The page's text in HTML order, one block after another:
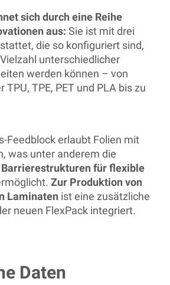
sich durch eine Reihe
aus: Sie ist mit drei
die so konfiguriert sind,
unterschiedlicher
werden können – von
TPU, TPE, PET und PLA bis zu
Feedblock erlaubt Folien mit
was unter anderem die
für flexible
Zur Produktion von
Laminaten ist eine zusätzliche
neuen FlexPack integriert.
Daten